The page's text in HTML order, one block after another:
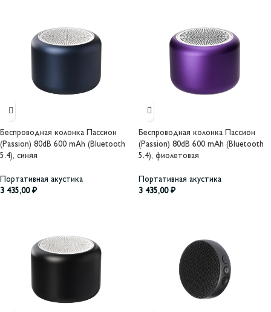
Беспроводная колонка Пассион
(Passion) 80dB 600 mAh (Bluetooth
5.4), синяя
Портативная акустика
3 435,00 ₽
Беспроводная колонка Пассион
(Passion) 80dB 600 mAh (Bluetooth
5.4), фиолетовая
Портативная акустика
3 435,00 ₽